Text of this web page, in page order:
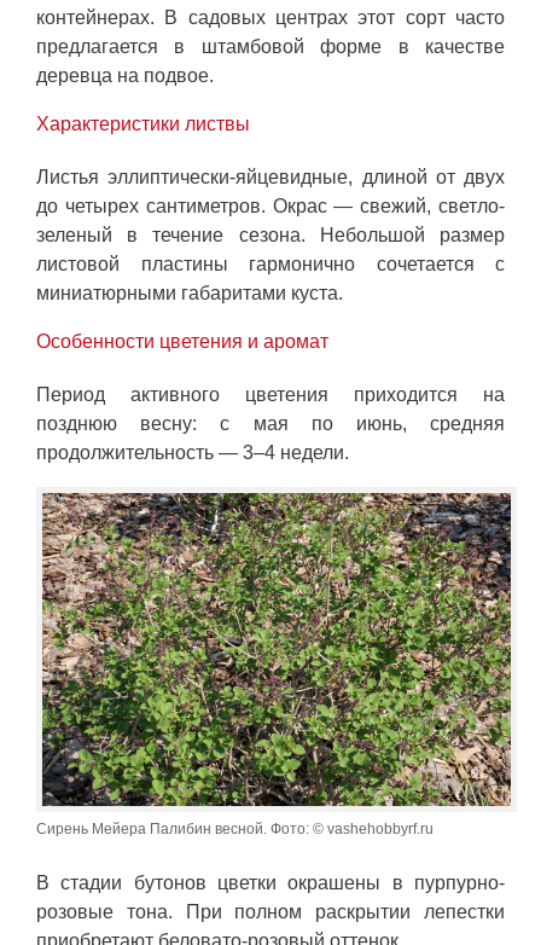
контейнерах. В садовых центрах этот сорт часто
предлагается в штамбовой форме в качестве
деревца на подвое.
Характеристики листвы
Листья эллиптически-яйцевидные, длиной от двух
до четырех сантиметров. Окрас — свежий, светло-
зеленый в течение сезона. Небольшой размер
листовой пластины гармонично сочетается с
миниатюрными габаритами куста.
Особенности цветения и аромат
Период активного цветения приходится на
позднюю весну: с мая по июнь, средняя
продолжительность — 3–4 недели.
Сирень Мейера Палибин весной. Фото: © vashehobbyrf.ru
В стадии бутонов цветки окрашены в пурпурно-
розовые тона. При полном раскрытии лепестки
приобретают беловато-розовый оттенок.